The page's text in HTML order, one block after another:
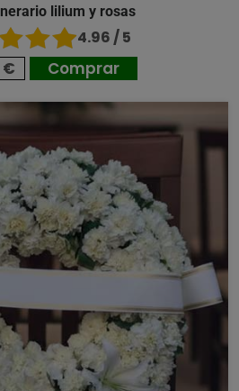
lilium y rosas
4.96 / 5
€ Comprar